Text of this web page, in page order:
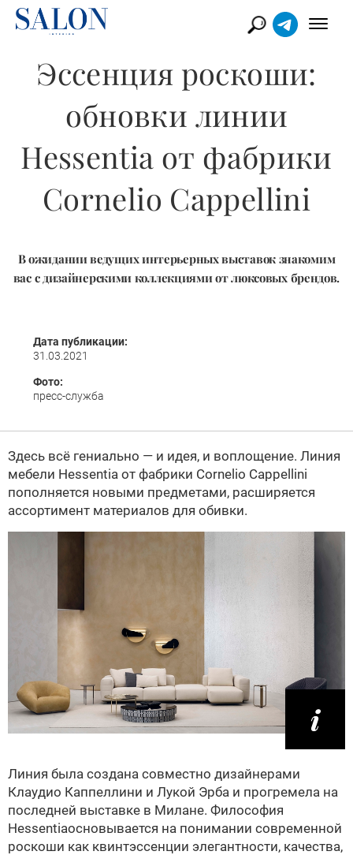
Эссенция роскоши:
обновки линии
Hessentia​ от фабрики
Cornelio Cappellini​
В ожидании ведущих интерьерных выставок знакомим
вас с дизайнерскими коллекциями от люксовых брендов.
Дата публикации:
31.03.2021
Фото:
пресс-служба
Здесь всё гениально — и идея, и воплощение. Линия
мебели Hessentia от фабрики Cornelio Cappellini
пополняется новыми предметами, расширяется
ассортимент материалов для обивки.
Линия была создана совместно дизайнерами
Клаудио Каппеллини и Лукой Эрба и прогремела на
последней выставке в Милане. Философия
Hessentiaосновывается на понимании современной
роскоши как квинтэссенции элегантности, качества,